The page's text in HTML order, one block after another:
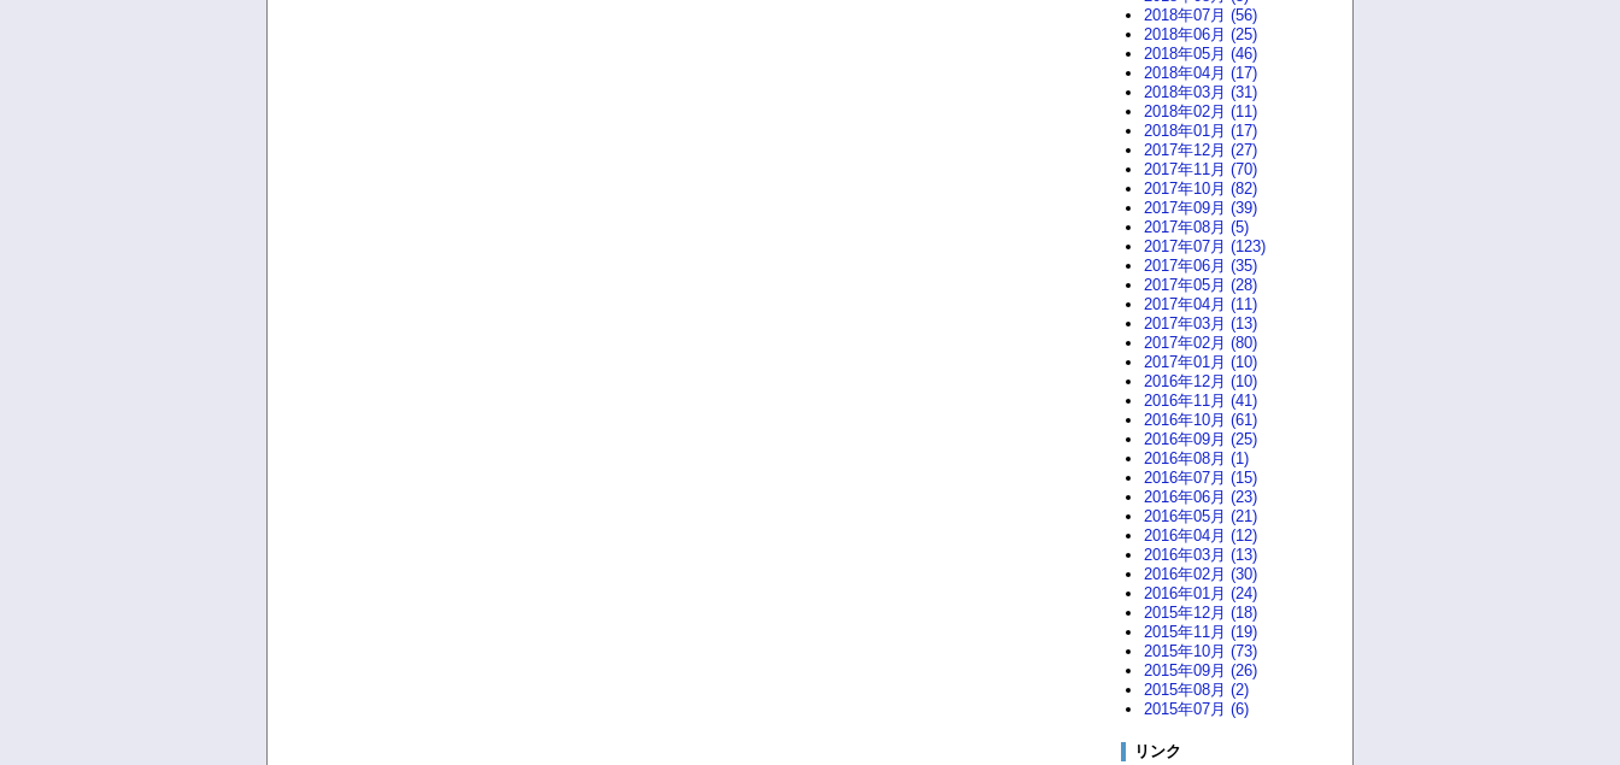
2018年07月 (56)
2018年06月 (25)
2018年05月 (46)
2018年04月 (17)
2018年03月 (31)
2018年02月 (11)
2018年01月 (17)
2017年12月 (27)
2017年11月 (70)
2017年10月 (82)
2017年09月 (39)
2017年08月 (5)
2017年07月 (123)
2017年06月 (35)
2017年05月 (28)
2017年04月 (11)
2017年03月 (13)
2017年02月 (80)
2017年01月 (10)
2016年12月 (10)
2016年11月 (41)
2016年10月 (61)
2016年09月 (25)
2016年08月 (1)
2016年07月 (15)
2016年06月 (23)
2016年05月 (21)
2016年04月 (12)
2016年03月 (13)
2016年02月 (30)
2016年01月 (24)
2015年12月 (18)
2015年11月 (19)
2015年10月 (73)
2015年09月 (26)
2015年08月 (2)
2015年07月 (6)
リンク